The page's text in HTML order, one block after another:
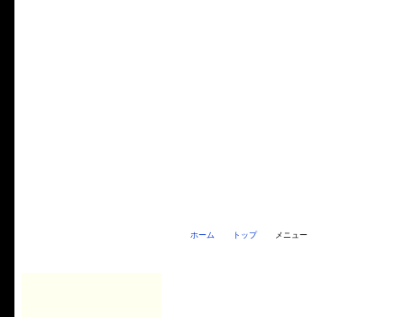
ホーム トップ メニュー